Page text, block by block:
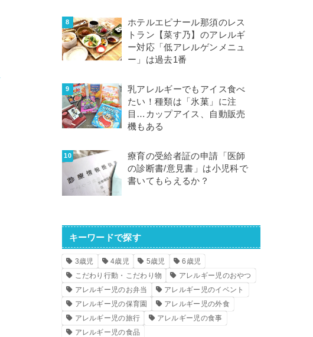
ホテルエピナール那須のレス
トラン【菜す乃】のアレルギ
ー対応「低アレルゲンメニュ
ー」は過去1番
乳アレルギーでもアイス食べ
たい！種類は「氷菓」に注
目…カップアイス、自動販売
機もある
療育の受給者証の申請「医師
の診断書/意見書」は小児科で
書いてもらえるか？
キーワードで探す
3歳児 4歳児 5歳児
6歳児
こだわり行動・こだわり物
アレルギー児のおやつ
アレルギー児のお弁当
アレルギー児のイベント
アレルギー児の保育園
アレルギー児の外食
アレルギー児の旅行
アレルギー児の食事
アレルギー児の食品